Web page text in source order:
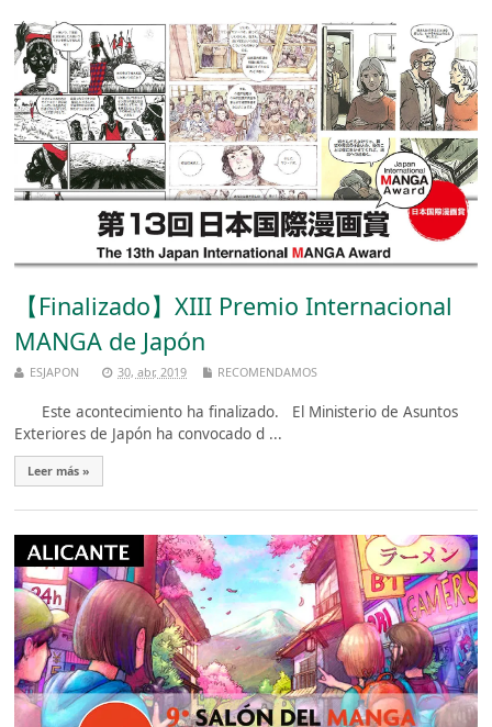
【Finalizado】XIII Premio Internacional
MANGA de Japón
ESJAPON 30, abr, 2019 RECOMENDAMOS
Este acontecimiento ha finalizado. El Ministerio de Asuntos
Exteriores de Japón ha convocado d ...
Leer más »